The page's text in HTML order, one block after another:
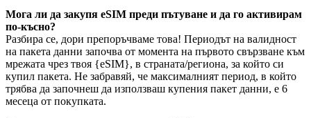
Мога ли да закупя eSIM преди пътуване и да го активирам
по-късно?
Разбира се, дори препоръчваме това! Периодът на валидност
на пакета данни започва от момента на първото свързване към
мрежата чрез твоя {eSIM}, в страната/региона, за който си
купил пакета. Не забравяй, че максималният период, в който
трябва да започнеш да използваш купения пакет данни, е 6
месеца от покупката.